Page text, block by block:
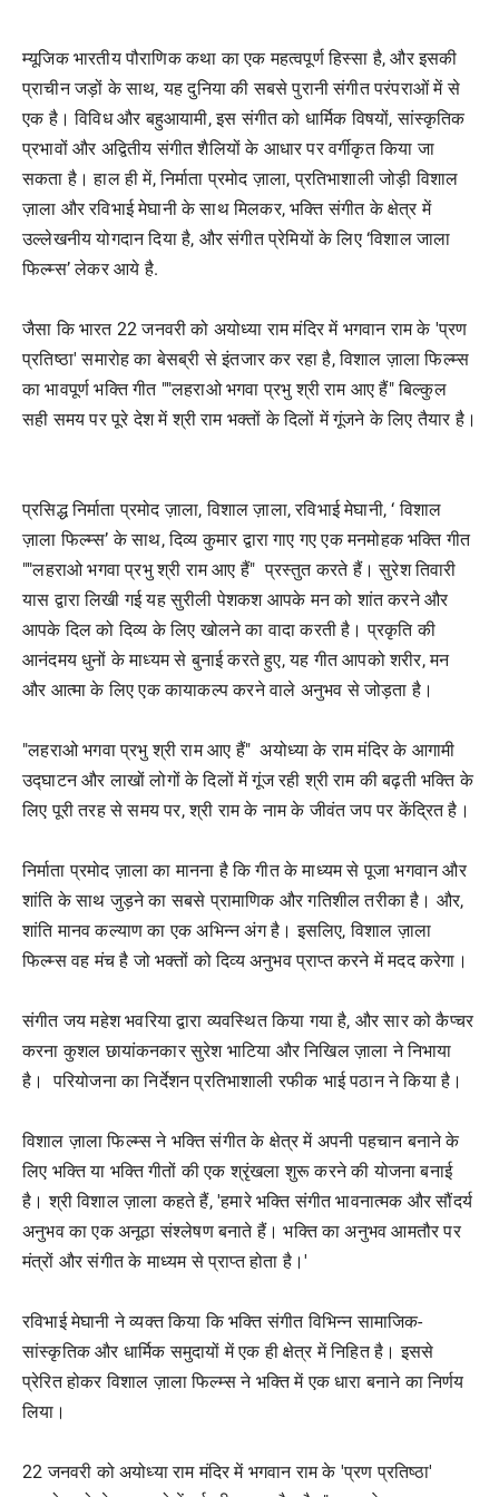
म्यूजिक भारतीय पौराणिक कथा का एक महत्वपूर्ण हिस्सा है, और इसकी
प्राचीन जड़ों के साथ, यह दुनिया की सबसे पुरानी संगीत परंपराओं में से
एक है। विविध और बहुआयामी, इस संगीत को धार्मिक विषयों, सांस्कृतिक
प्रभावों और अद्वितीय संगीत शैलियों के आधार पर वर्गीकृत किया जा
सकता है। हाल ही में, निर्माता प्रमोद ज़ाला, प्रतिभाशाली जोड़ी विशाल
ज़ाला और रविभाई मेघानी के साथ मिलकर, भक्ति संगीत के क्षेत्र में
उल्लेखनीय योगदान दिया है, और संगीत प्रेमियों के लिए ‘विशाल जाला
फिल्म्स’ लेकर आये है.
जैसा कि भारत 22 जनवरी को अयोध्या राम मंदिर में भगवान राम के 'प्रण
प्रतिष्ठा' समारोह का बेसब्री से इंतजार कर रहा है, विशाल ज़ाला फिल्म्स
का भावपूर्ण भक्ति गीत ""लहराओ भगवा प्रभु श्री राम आए हैं" बिल्कुल
सही समय पर पूरे देश में श्री राम भक्तों के दिलों में गूंजने के लिए तैयार है।
प्रसिद्ध निर्माता प्रमोद ज़ाला, विशाल ज़ाला, रविभाई मेघानी, ‘ विशाल
ज़ाला फिल्म्स’ के साथ, दिव्य कुमार द्वारा गाए गए एक मनमोहक भक्ति गीत
""लहराओ भगवा प्रभु श्री राम आए हैं" प्रस्तुत करते हैं। सुरेश तिवारी
यास द्वारा लिखी गई यह सुरीली पेशकश आपके मन को शांत करने और
आपके दिल को दिव्य के लिए खोलने का वादा करती है। प्रकृति की
आनंदमय धुनों के माध्यम से बुनाई करते हुए, यह गीत आपको शरीर, मन
और आत्मा के लिए एक कायाकल्प करने वाले अनुभव से जोड़ता है।
"लहराओ भगवा प्रभु श्री राम आए हैं" अयोध्या के राम मंदिर के आगामी
उद्घाटन और लाखों लोगों के दिलों में गूंज रही श्री राम की बढ़ती भक्ति के
लिए पूरी तरह से समय पर, श्री राम के नाम के जीवंत जप पर केंद्रित है।
निर्माता प्रमोद ज़ाला का मानना है कि गीत के माध्यम से पूजा भगवान और
शांति के साथ जुड़ने का सबसे प्रामाणिक और गतिशील तरीका है। और,
शांति मानव कल्याण का एक अभिन्न अंग है। इसलिए, विशाल ज़ाला
फिल्म्स वह मंच है जो भक्तों को दिव्य अनुभव प्राप्त करने में मदद करेगा।
संगीत जय महेश भवरिया द्वारा व्यवस्थित किया गया है, और सार को कैप्चर
करना कुशल छायांकनकार सुरेश भाटिया और निखिल ज़ाला ने निभाया
है। परियोजना का निर्देशन प्रतिभाशाली रफीक भाई पठान ने किया है।
विशाल ज़ाला फिल्म्स ने भक्ति संगीत के क्षेत्र में अपनी पहचान बनाने के
लिए भक्ति या भक्ति गीतों की एक श्रृंखला शुरू करने की योजना बनाई
है। श्री विशाल ज़ाला कहते हैं, 'हमारे भक्ति संगीत भावनात्मक और सौंदर्य
अनुभव का एक अनूठा संश्लेषण बनाते हैं। भक्ति का अनुभव आमतौर पर
मंत्रों और संगीत के माध्यम से प्राप्त होता है।'
रविभाई मेघानी ने व्यक्त किया कि भक्ति संगीत विभिन्न सामाजिक-
सांस्कृतिक और धार्मिक समुदायों में एक ही क्षेत्र में निहित है। इससे
प्रेरित होकर विशाल ज़ाला फिल्म्स ने भक्ति में एक धारा बनाने का निर्णय
लिया।
22 जनवरी को अयोध्या राम मंदिर में भगवान राम के 'प्रण प्रतिष्ठा'